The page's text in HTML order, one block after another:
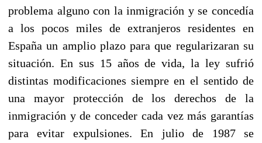
problema alguno con la inmigración y se concedía
a los pocos miles de extranjeros residentes en
España un amplio plazo para que regularizaran su
situación. En sus 15 años de vida, la ley sufrió
distintas modificaciones siempre en el sentido de
una mayor protección de los derechos de la
inmigración y de conceder cada vez más garantías
para evitar expulsiones. En julio de 1987 se